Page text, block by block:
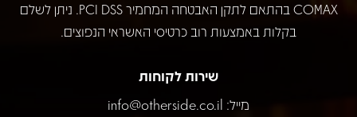
COMAX בהתאם לתקן האבטחה המחמיר PCI DSS. ניתן לשלם
בקלות באמצעות רוב כרטיסי האשראי הנפוצים.
שירות לקוחות
מייל: info@otherside.co.il